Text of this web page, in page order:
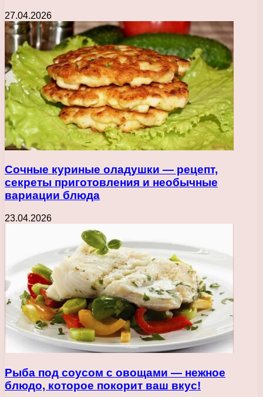
27.04.2026
Сочные куриные оладушки — рецепт,
секреты приготовления и необычные
вариации блюда
23.04.2026
Рыба под соусом с овощами — нежное
блюдо, которое покорит ваш вкус!